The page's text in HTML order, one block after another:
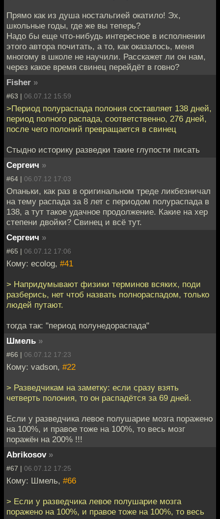
Прямо как из душа ностальгией окатило! Эх,
школьные годы, где же вы теперь?
Надо бы еще что-нибудь интересное в исполнении
этого автора почитать, а то, как оказалось, меня
многому в школе не научили. Расскажет ли он нам,
через какое время свинец перейдёт в говно?
Fisher »
#63 | 06.07.12 15:59
>Период полураспада полония составляет 138 дней,
период полного распада, соответственно, 276 дней,
после чего полоний превращается в свинец
Стыдно историку разведки такие глупости писать
Сергеич »
#64 | 06.07.12 17:03
Опаньки, как раз в оригинальном треде ликбезничал
на тему распада за 8 лет с периодом полураспада в
138, а тут такое удачное продолжение. Какие на хер
степени двойки? Свинец и всё тут.
Сергеич »
#65 | 06.07.12 17:06
Кому: ecolog, #41
> Напридумывают физики терминов всяких, поди
разберись, нет чтоб назвать полнораспадом, только
людей путают.
тогда так: "период полунедораспада"
Шмель »
#66 | 06.07.12 17:23
Кому: vadson, #22
> Разведчикам на заметку: если сразу взять
четверть полония, то он распадётся за 69 дней.
Если у разведчика левое полушарие мозга поражено
на 100%, и правое тоже на 100%, то весь мозг
поражён на 200% !!!
Abrikosov »
#67 | 06.07.12 17:25
Кому: Шмель, #66
> Если у разведчика левое полушарие мозга
поражено на 100%, и правое тоже на 100%, то весь